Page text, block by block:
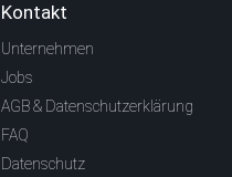
Kontakt
Unternehmen
Jobs
AGB & Datenschutzerklärung
FAQ
Datenschutz